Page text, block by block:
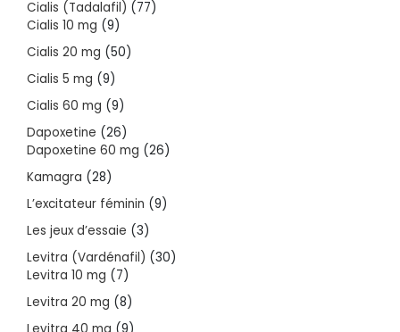
Cialis (Tadalafil) 7777
Cialis 10 mg 99
products
Cialis 20 mg 5050
Cialis 5 mg 99
products
Cialis 60 mg 99
products
Dapoxetine 2626
products
Dapoxetine 60 mg 2626
Kamagra 2828
products
L’excitateur féminin 99
Les jeux d’essaie 33
products
Levitra (Vardénafil) 3030
Levitra 10 mg 77
products
Levitra 20 mg 88
products
Levitra 40 mg 99